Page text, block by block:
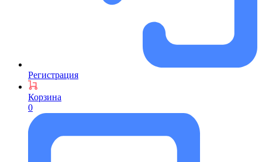
Регистрация
Корзина
0